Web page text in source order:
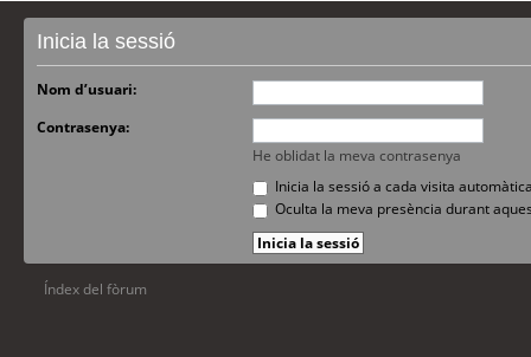
Inicia la sessió
Nom d’usuari:
Contrasenya:
He oblidat la meva contrasenya
Inicia la sessió a cada visita
Oculta la meva presència durant
Índex del fòrum